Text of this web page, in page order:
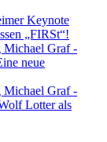
Keynote
„FIRSt“!
Michael Graf -
neue
Michael Graf -
Lotter als